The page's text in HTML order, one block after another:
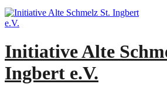
Springe
zum
Inhalt
Initiative Alte
Ingbert e.V.